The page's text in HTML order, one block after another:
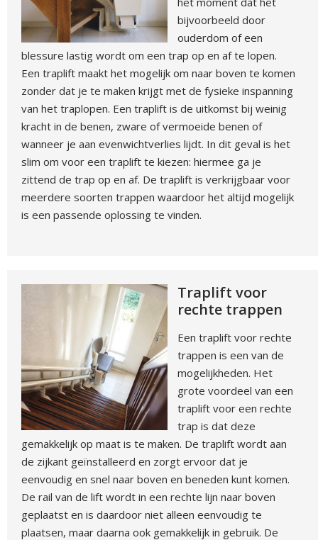
bijvoorbeeld door
ouderdom of een
blessure lastig wordt om een trap op en af te lopen.
Een traplift maakt het mogelijk om naar boven te komen
zonder dat je te maken krijgt met de fysieke inspanning
van het traplopen. Een traplift is de uitkomst bij weinig
kracht in de benen, zware of vermoeide benen of
wanneer je aan evenwichtverlies lijdt. In dit geval is het
slim om voor een traplift te kiezen: hiermee ga je
zittend de trap op en af. De traplift is verkrijgbaar voor
meerdere soorten trappen waardoor het altijd mogelijk
is een passende oplossing te vinden.
Traplift voor
rechte trappen
Een traplift voor rechte
trappen is een van de
mogelijkheden. Het
grote voordeel van een
traplift voor een rechte
trap is dat deze
gemakkelijk op maat is te maken. De traplift wordt aan
de zijkant geïnstalleerd en zorgt ervoor dat je
eenvoudig en snel naar boven en beneden kunt komen.
De rail van de lift wordt in een rechte lijn naar boven
geplaatst en is daardoor niet alleen eenvoudig te
plaatsen, maar daarna ook gemakkelijk in gebruik. De